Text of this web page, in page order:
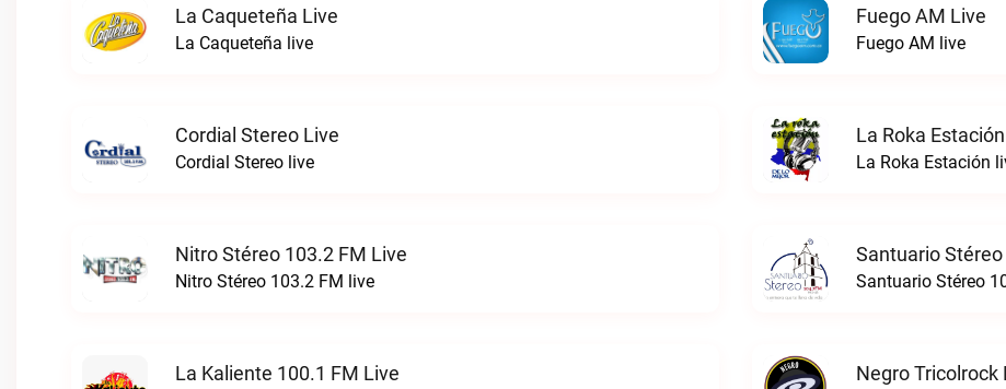
La Caqueteña Live
La Caqueteña live
Fuego AM Live
Fuego AM live
Cordial Stereo Live
Cordial Stereo live
La Roka
La Roka Estación
Nitro Stéreo 103.2 FM Live
Nitro Stéreo 103.2 FM live
Santuario
Santuario Stéreo
La Kaliente 100.1 FM Live Negro Tricolrock